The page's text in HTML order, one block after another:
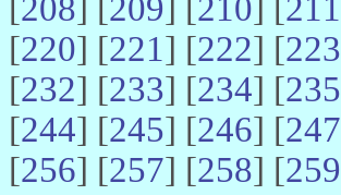
[208] [209] [210] [211
[220] [221] [222] [223
[232] [233] [234] [235
[244] [245] [246] [247
[256] [257] [258] [259